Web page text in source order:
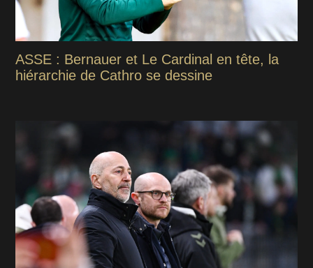
ASSE : Bernauer et Le Cardinal en tête, la
hiérarchie de Cathro se dessine